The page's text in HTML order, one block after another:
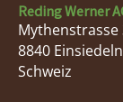
Reding Werner
Mythenstrasse
8840 Einsiedeln
Schweiz